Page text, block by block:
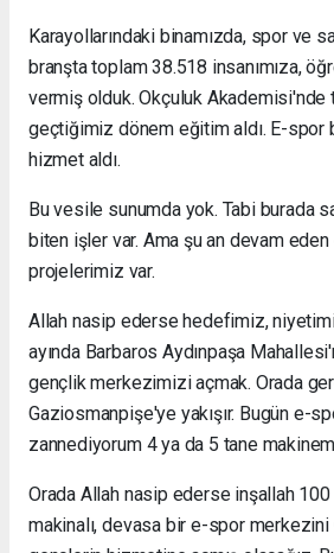
Karayollarındaki binamızda, spor ve
branşta toplam 38.518 insanımıza,
vermiş olduk. Okçuluk
geçtiğimiz dönem eğitim aldı. E-spor
hizmet aldı.
Bu vesile sunumda yok. Tabi burada
biten işler var. Ama şu an devam
projelerimiz var.
Allah nasip ederse hedefimiz,
ayında Barbaros Aydınpaşa
gençlik merkezimizi açmak. Orada
Gaziosmanpişe'ye yakışır. Bugün e-
zannediyorum 4 ya da 5 tane
Orada Allah nasip ederse inşallah 100
makinalı, devasa bir e-spor merkezini